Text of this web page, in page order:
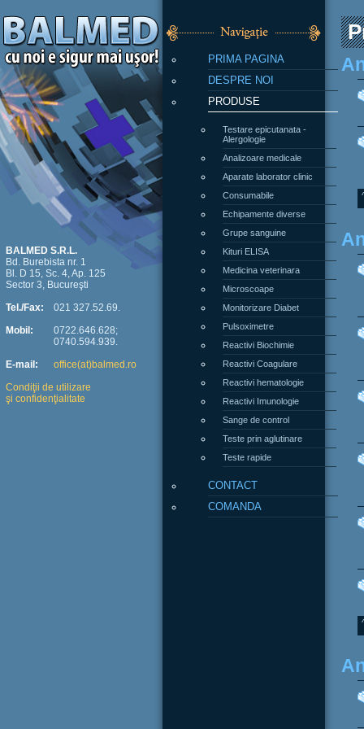
PRIMA PAGINA
DESPRE NOI
PRODUSE
Testare epicutanata -
Alergologie
Analizoare medicale
Aparate laborator clinic
Consumabile
Echipamente diverse
Grupe sanguine
Kituri ELISA
Medicina veterinara
Microscoape
Monitorizare Diabet
Pulsoximetre
Reactivi Biochimie
Reactivi Coagulare
Reactivi hematologie
Reactivi Imunologie
Sange de control
Teste prin aglutinare
Teste rapide
CONTACT
COMANDA
BALMED S.R.L.
Bd. Burebista nr. 1
Bl. D 15, Sc. 4, Ap. 125
Sector 3, Bucureşti
Tel./Fax:
Mobil:
E-mail:
021 327.52.69.
0722.646.628;
0740.594.939.
office(at)balmed.ro
Condiţii de utilizare
şi confidenţialitate